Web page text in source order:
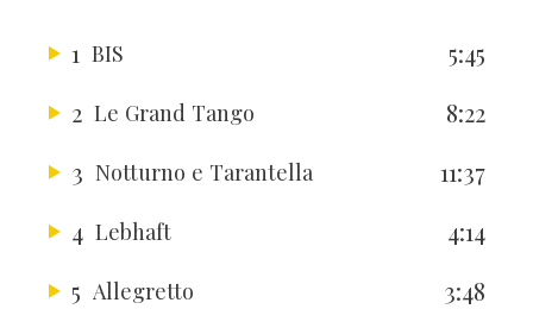
1 BIS
5:45
2 Le Grand Tango
8:22
3 Notturno e Tarantella
11:37
4 Lebhaft
4:14
5 Allegretto
3:48